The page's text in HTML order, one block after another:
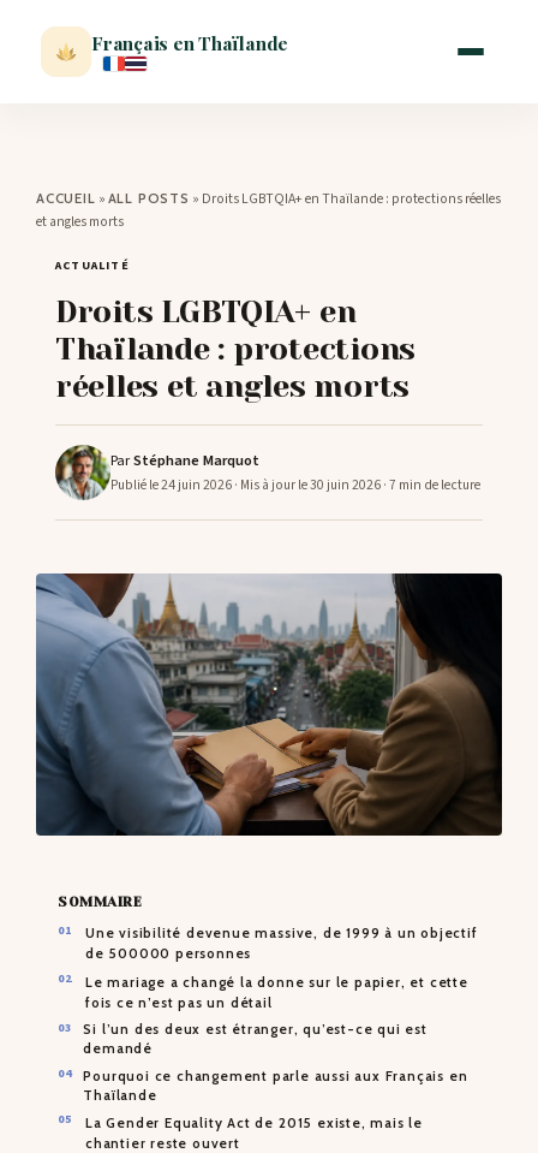
Français en Thaïlande
VISITER
MÉTÉO
EXPATRIATION
CONTACTS
ACCUEIL » ALL POSTS » Droits LGBTQIA+ en Thaïlande : protections réelles
et angles morts
ACTUALITÉ
Droits LGBTQIA+ en
Thaïlande : protections
réelles et angles morts
ParStéphane Marquot
Publié le 24 juin 2026· Mis à jour le 30 juin 2026· 7 min de lecture
SOMMAIRE
Une visibilité devenue massive, de 1999 à un objectif
de 500000 personnes
Le mariage a changé la donne sur le papier, et cette
fois ce n’est pas un détail
Si l’un des deux est étranger, qu’est-ce qui est
demandé
Pourquoi ce changement parle aussi aux Français en
Thaïlande
La Gender Equality Act de 2015 existe, mais le
chantier reste ouvert